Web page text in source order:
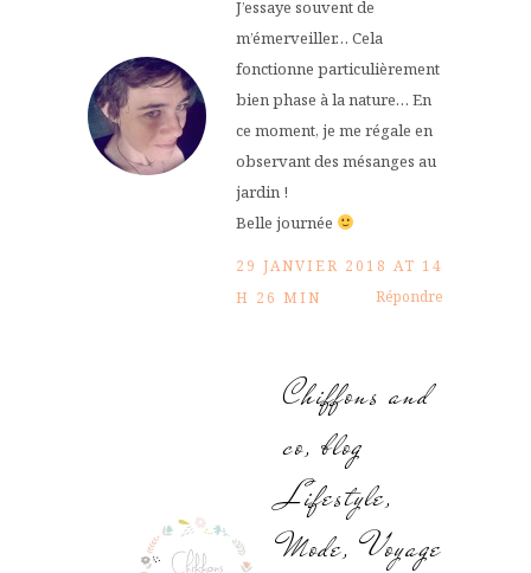
J’essaye souvent de
m’émerveiller… Cela
fonctionne particulièrement
bien phase à la nature… En
ce moment, je me régale en
observant des mésanges au
jardin !
Belle journée
29 JANVIER 2018 AT 14
H 26 MIN
Répondre
Chiffons and
co, blog
Lifestyle,
Mode, Voyage